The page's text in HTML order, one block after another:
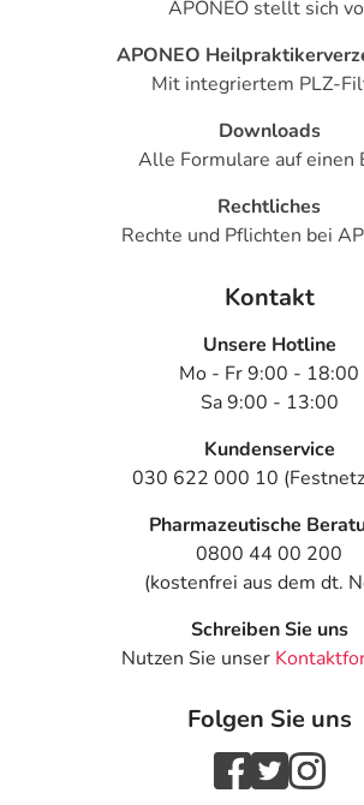
APONEO stellt sich
APONEO
Mit integriertem PLZ-
Downloads
Alle Formulare auf einen
Rechtliches
Rechte und Pflichten bei
Kontakt
Unsere Hotline
Mo - Fr 9:00 - 18:00
Sa 9:00 - 13:00
Kundenservice
030 622 000 10
Pharmazeutische
0800 44 00 200
(kostenfrei aus dem dt.
Schreiben Sie uns
Nutzen Sie unser
Folgen Sie uns